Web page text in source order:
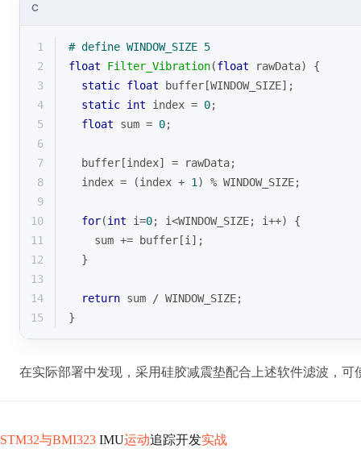
C
1 # define WINDOW_SIZE 5
2
float Filter_Vibration(float rawData)
{
3
static float buffer[WINDOW_SIZE];
4
static int index = 0;
5
float sum = 0;
6
7
  buffer[index] = rawData;
8
  index = (index +
1 ) % WINDOW_SIZE;
9
10
for(int i=0; i<WINDOW_SIZE; i++) {
11
    sum += buffer[i];
12
  }
13
14
return sum / WINDOW_SIZE;
15
}
在实际部署中发现，采用硅胶减震垫配合上述软件滤波，
STM32与BMI323 IMU运动追踪开发实战